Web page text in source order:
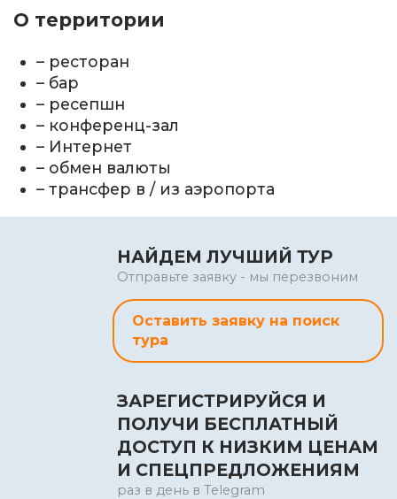
О территории
– ресторан
– бар
– ресепшн
– конференц-зал
– Интернет
– обмен валюты
– трансфер в / из аэропорта
НАЙДЕМ ЛУЧШИЙ ТУР
Отправьте заявку - мы перезвоним
Оставить заявку на поиск
тура
ЗАРЕГИСТРИРУЙСЯ И
ПОЛУЧИ БЕСПЛАТНЫЙ
ДОСТУП К НИЗКИМ ЦЕНАМ
И СПЕЦПРЕДЛОЖЕНИЯМ
раз в день в Telegram